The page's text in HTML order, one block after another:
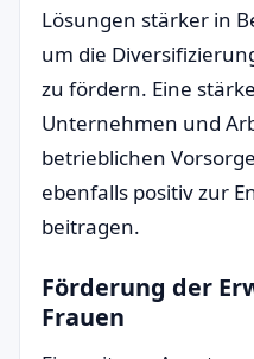
Lösungen stärker in
um die
zu fördern. Eine
Unternehmen und
betrieblichen
ebenfalls positiv zur
beitragen.
Förderung der
Frauen